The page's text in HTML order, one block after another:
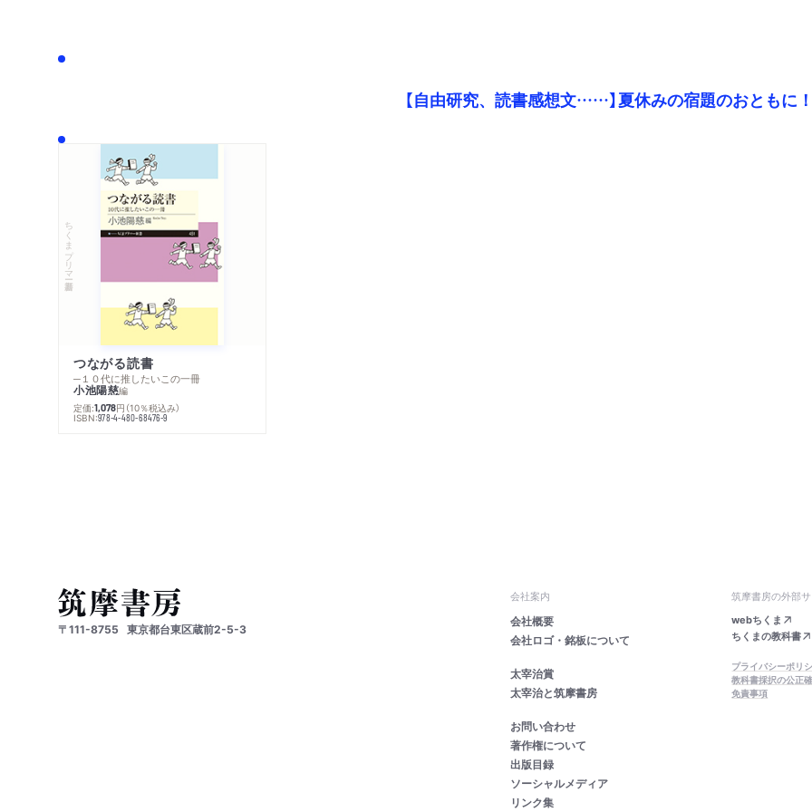
【自由研究、読書感想文……】夏休みの宿題のおともに！
ちくまプリマー新書
つながる読書
─１０代に推したいこの一冊
小池陽慈編
定価:1,078円 （10％税込み）
ISBN:978-4-480-68476-9
〒111-8755 東京都台東区蔵前2-5-3
会社案内
会社概要
会社ロゴ・銘板について
太宰治賞
太宰治と筑摩書房
お問い合わせ
著作権について
出版目録
ソーシャルメディア
リンク集
筑摩書房の外部サ
webちくま
ちくまの教科書
プライバシーポリ
教科書採択の公正
免責事項